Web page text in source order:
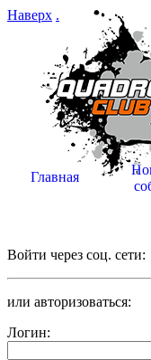
Наверх .
Главная
Войти через соц. сети:
или авторизоваться:
Логин: